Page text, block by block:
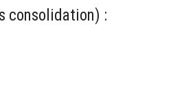
consolidation) :